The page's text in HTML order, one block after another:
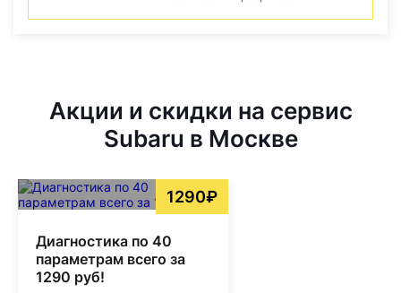
Акции и скидки на сервис
Subaru в Москве
1290₽
Диагностика по 40
параметрам всего за
1290 руб!